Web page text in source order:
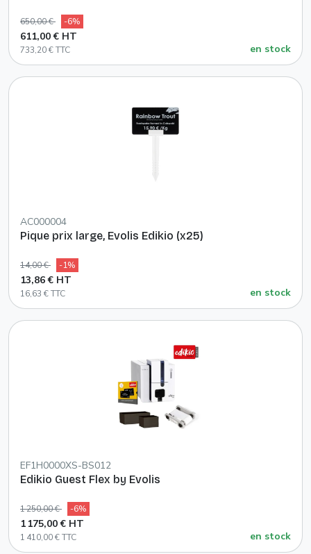
650,00 € -6%
611,00 € HT
733,20 € TTC en stock
AC000004
Pique prix large, Evolis Edikio (x25)
14,00 € -1%
13,86 € HT
16,63 € TTC en stock
EF1H0000XS-BS012
Edikio Guest Flex by Evolis
1 250,00 € -6%
1 175,00 € HT
1 410,00 € TTC en stock